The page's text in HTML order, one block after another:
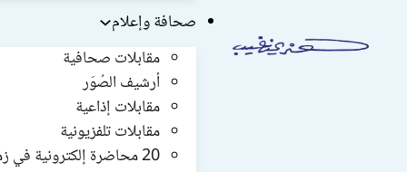
صحافة وإعلام
مقابلات صحافية
أرشيف الصُوَر
مقابلات إذاعية
مقابلات تلفزيونية
20 محاضرة إلكترونية في زمن كورونا